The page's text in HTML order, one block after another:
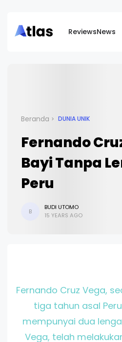
ReviewsNews
Beranda DUNIA UNIK
Fernando
Bayi Tanpa
Peru
B
BUDI UTOMO
15 YEARS AGO
Fernando Cruz Vega,
tiga tahun asal
mempunyai dua
Vega, telah